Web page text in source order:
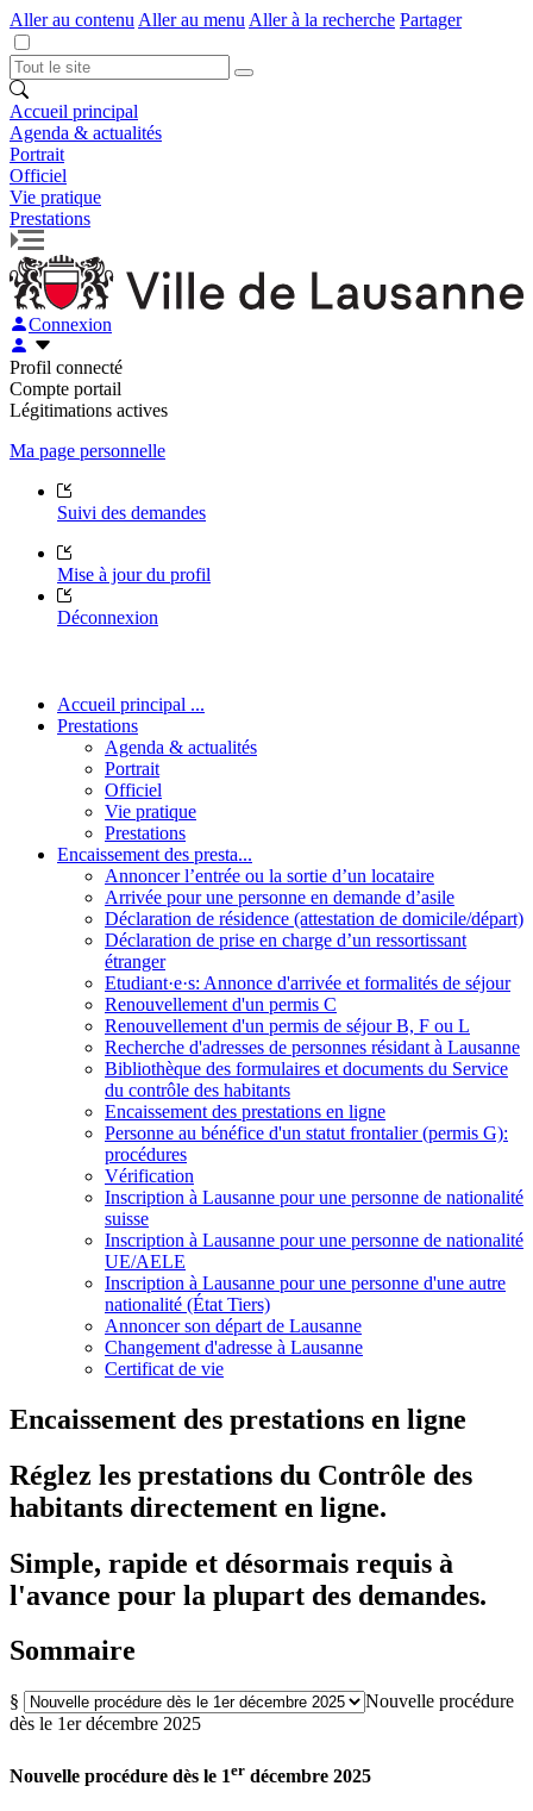
Aller au contenu Aller au menu Aller à la recherche Partager
Accueil principal
Agenda & actualités
Portrait
Officiel
Vie pratique
Prestations
Connexion
Profil connecté
Compte portail
Légitimations actives
Ma page personnelle
Suivi des demandes
Mise à jour du profil
Déconnexion
Accueil principal ...
Prestations
Agenda & actualités
Portrait
Officiel
Vie pratique
Prestations
Encaissement des presta...
Annoncer l’entrée ou la sortie d’un locataire
Arrivée pour une personne en demande d’asile
Déclaration de résidence (attestation de domicile/départ)
Déclaration de prise en charge d’un ressortissant
étranger
Etudiant·e·s: Annonce d'arrivée et formalités de séjour
Renouvellement d'un permis C
Renouvellement d'un permis de séjour B, F ou L
Recherche d'adresses de personnes résidant à Lausanne
Bibliothèque des formulaires et documents du Service
du contrôle des habitants
Encaissement des prestations en ligne
Personne au bénéfice d'un statut frontalier (permis G):
procédures
Vérification
Inscription à Lausanne pour une personne de nationalité
suisse
Inscription à Lausanne pour une personne de nationalité
UE/AELE
Inscription à Lausanne pour une personne d'une autre
nationalité (État Tiers)
Annoncer son départ de Lausanne
Changement d'adresse à Lausanne
Certificat de vie
Encaissement des prestations en ligne
Réglez les prestations du Contrôle des
habitants directement en ligne.
Simple, rapide et désormais requis à
l'avance pour la plupart des demandes.
Sommaire
§
Nouvelle procédure
dès le 1er décembre 2025
Nouvelle procédure dès le 1er décembre 2025